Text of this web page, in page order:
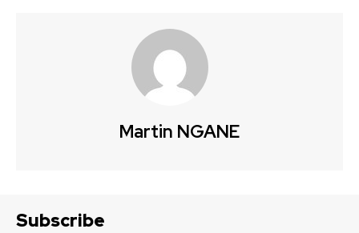
Martin NGANE
Subscribe